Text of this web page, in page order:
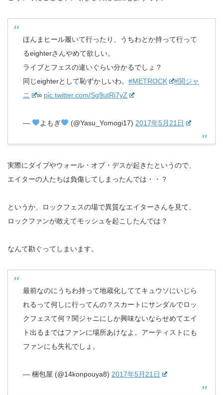
ほんまヒール履いて行ったり、うちわとか持って行って
るeighterさんやめて欲しい。
ライブとフェスの違いぐらい分かるでしょ？
同じeighterとして恥ずかしいわ。 #METROCK
#関ジャ
ニ
∞ pic.twitter.com/Sg9utRi7yZ
— よもぎ (@Yasu_Yomogi17) 2017年5月21日
実際にダイブやウォール・オブ・デスが起きたというので、
エイターの人たちは負傷してしまったんでは・・？
というか、ロックフェスの場で異質なエイターさんを見て、
ロックファンが敢えてモッシュを起こしたんでは？
なんて勘ぐってしまいます。
最前なのにうちわ持って地蔵化しててキュウソにいじら
れるって何しに行ってんの？スカートにサンダルでロッ
クフェスて何？関ジャニにしか興味ないならせめてエイ
ト出るまではファンに場所あけなよ。アーティストにも
ファンにも失礼でしょ。
— 梱包屋 (@14konpouya8) 2017年5月21日